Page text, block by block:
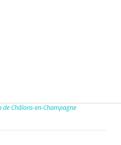
Châlons-en-Champagne